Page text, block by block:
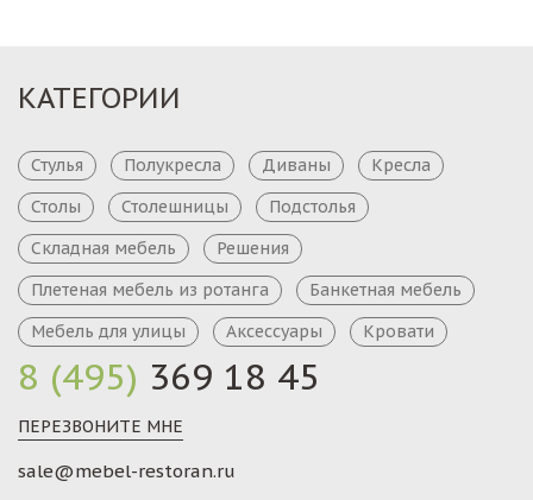
8 (495) 369 18 45
ПЕРЕЗВОНИТЕ МНЕ
sale@mebel-restoran.ru
КАТЕГОРИИ
Стулья Полукресла Диваны
Кресла
Столы
Столешницы
Подстолья
Складная мебель
Решения
Плетеная мебель из ротанга
Банкетная мебель
Мебель для улицы
Аксессуары Кровати